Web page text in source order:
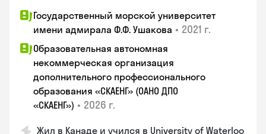
Государственный морской университет
имени адмирала Ф.Ф. Ушакова • 2021 г.
Образовательная автономная
некоммерческая организация
дополнительного профессионального
образования «СКАЕНГ» (ОАНО ДПО
«СКАЕНГ») • 2026 г.
Жил в Канаде и учился в University of Waterloo